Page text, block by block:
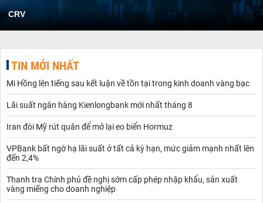
CRV
TIN MỚI NHẤT
Mi Hồng lên tiếng sau kết luận về tồn tại trong kinh doanh vàng bạc
Lãi suất ngân hàng Kienlongbank mới nhất tháng 8
Iran đòi Mỹ rút quân để mở lại eo biển Hormuz
VPBank bất ngờ hạ lãi suất ở tất cả kỳ hạn, mức giảm mạnh nhất lên
đến 2,4%
Thanh tra Chính phủ đề nghị sớm cấp phép nhập khẩu, sản xuất
vàng miếng cho doanh nghiệp